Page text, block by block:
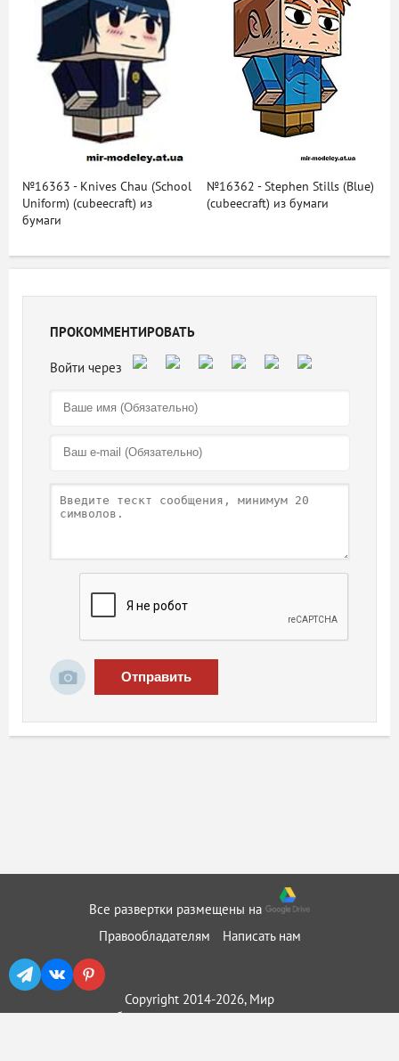
№16363 - Knives Chau (School
Uniform) (cubeecraft) из
бумаги
№16362 - Stephen Stills (Blue)
(cubeecraft) из бумаги
ПРОКОММЕНТИРОВАТЬ
Отправить
Все развертки размещены на
Правообладателям
Написать нам
Copyright 2014-2026, Мир
бумажного моделирования ::